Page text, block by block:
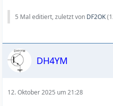
5 Mal editiert, zuletzt von DF2OK(
DH4YM
12. Oktober 2025 um 21:28